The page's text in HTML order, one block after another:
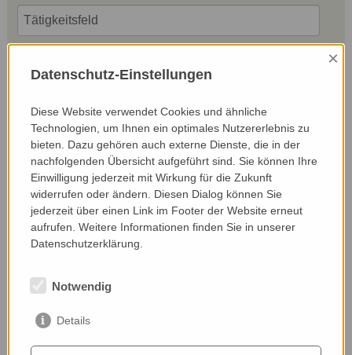
genutzt werden, um werbliche E-Mails zu erhalten,
Anmelden
Für den Versand unserer Newsletter nutzen wir rapidmail. Mit
Daten an rapidmail übermittelt werden. Beachten Sie bitte
derenAGBundDatenschutzbestimmungen.
Datenschutz-Einstellungen
×
Diese Website verwendet Cookies und ähnliche
Technologien, um Ihnen ein optimales Nutzererlebnis zu
bieten. Dazu gehören auch externe Dienste, die in der
nachfolgenden Übersicht aufgeführt sind. Sie können Ihre
Einwilligung jederzeit mit Wirkung für die Zukunft
widerrufen oder ändern. Diesen Dialog können Sie
jederzeit über einen Link im Footer der Website erneut
aufrufen. Weitere Informationen finden Sie in unserer
Datenschutzerklärung.
Notwendig
Details